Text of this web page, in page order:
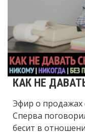
КАК НЕ
Эфир о продажах
Сперва
бесит в